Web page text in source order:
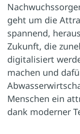
geht um die
spannend,
Zukunft, die
digitalisiert
machen und
Menschen ein
dank moderner